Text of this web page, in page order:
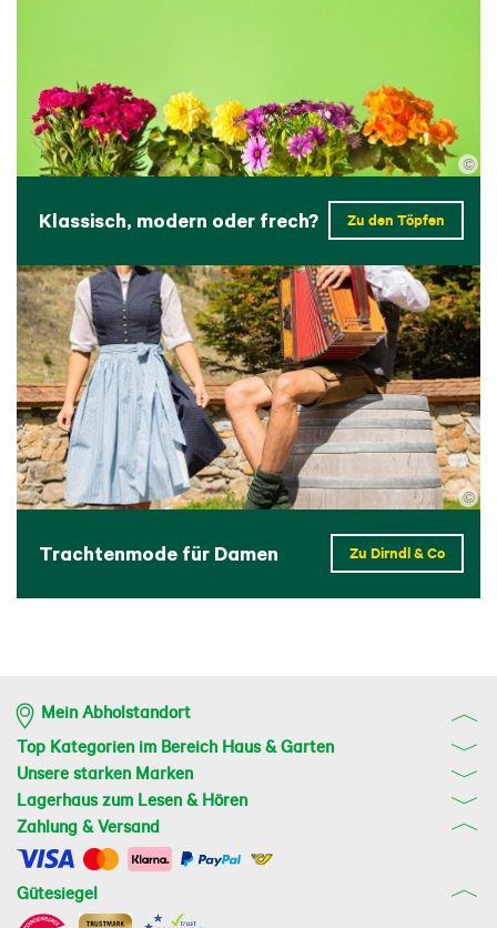
Klassisch, modern oder frech? Zu den Töpfen
©
Trachtenmode für Damen Zu Dirndl & Co
©
Mein Abholstandort
Top Kategorien im Bereich Haus & Garten
Unsere starken Marken
Lagerhaus zum Lesen & Hören
Zahlung & Versand
Gütesiegel